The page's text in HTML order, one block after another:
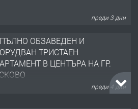
преди 3 дни
ОБЗАВЕДЕН И
ТРИСТАЕН
В ЦЕНТЪРА НА ГР.
преди 4 дни